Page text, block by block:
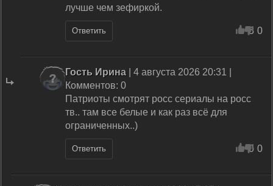
лучше чем зефиркой.
Ответить 5 0
Гость Ирина | 4 августа 2026 20:31 |
Комментов: 0
Патриоты смотрят росс сериалы на росс
тв.. там все белые и как раз всё для
ограниченных..)
Ответить 0 0